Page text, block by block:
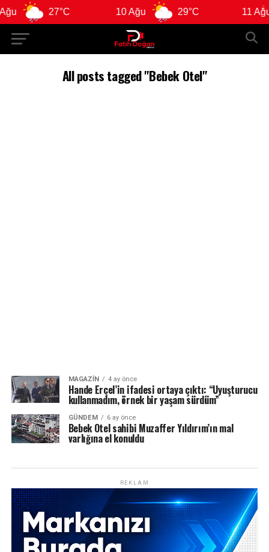
27°C 10 Ağu 29°C 11 Ağu
All posts tagged "Bebek Otel"
MAGAZIN 4 ay önce
Hande Erçel’in ifadesi ortaya çıktı: “Uyuşturucu
kullanmadım, örnek bir yaşam sürdüm”
GÜNDEM 6 ay önce
Bebek Otel sahibi Muzaffer Yıldırım’ın mal
varlığına el konuldu
REKLAM